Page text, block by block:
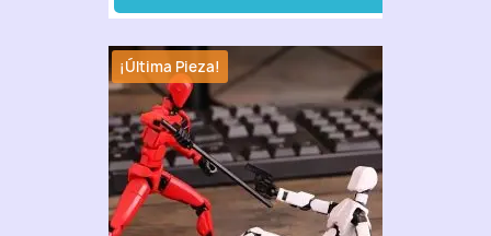
¡Última Pieza!